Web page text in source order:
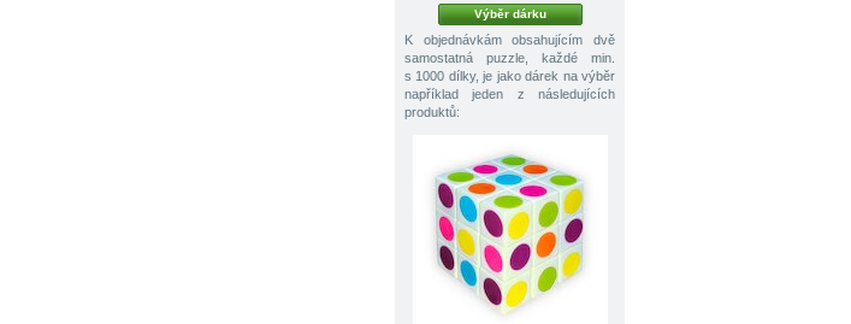
Výběr dárku
K objednávkám obsahujícím dvě
samostatná puzzle, každé min.
s 1000 dílky, je jako dárek na výběr
například jeden z následujících
produktů: